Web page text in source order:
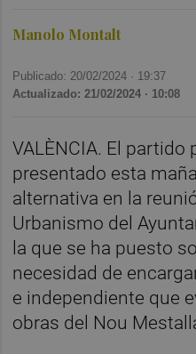
Manolo Montalt
Publicado: 20/02/2024 · 19:37
Actualizado: 21/02/2024 · 10:08
VALÈNCIA. El partido
presentado esta
alternativa en la
Urbanismo del
la que se ha puesto
necesidad de
e independiente que
obras del Nou